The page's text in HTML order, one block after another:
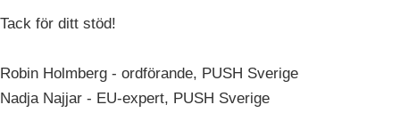
Tack för ditt stöd!
Robin Holmberg - ordförande, PUSH Sverige
Nadja Najjar - EU-expert, PUSH Sverige